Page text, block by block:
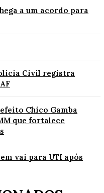
a um acordo para
Civil registra
Chico Gamba
que fortalece
vai para UTI após